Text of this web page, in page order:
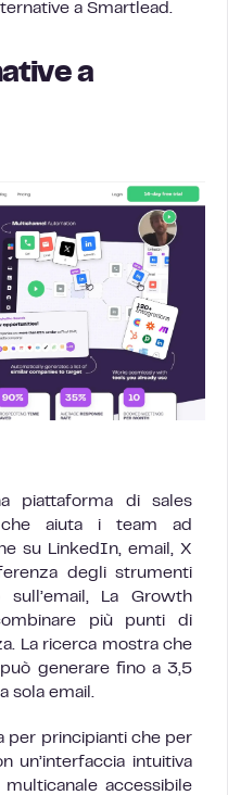
a Smartlead.
a
piattaforma di sales
che aiuta i team ad
su LinkedIn, email, X
degli strumenti
La Growth
più punti di
La ricerca mostra che
generare fino a 3,5
sola email.
per principianti che per
un’interfaccia intuitiva
accessibile